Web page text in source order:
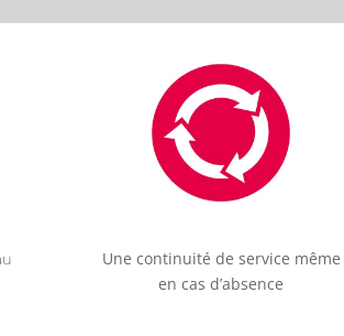
Une continuité de service même
en cas d’absence